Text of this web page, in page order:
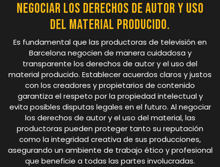
Negociar los derechos de autor y uso
del material producido.
Es fundamental que las productoras de televisión en
Barcelona negocien de manera cuidadosa y
transparente los derechos de autor y el uso del
material producido. Establecer acuerdos claros y justos
con los creadores y propietarios de contenido
garantiza el respeto por la propiedad intelectual y
evita posibles disputas legales en el futuro. Al negociar
los derechos de autor y el uso del material, las
productoras pueden proteger tanto su reputación
como la integridad creativa de sus producciones,
asegurando un ambiente de trabajo ético y profesional
que beneficie a todas las partes involucradas.